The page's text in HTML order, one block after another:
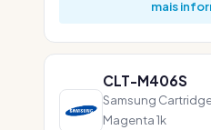
mais
CLT-M406S
Samsung
Magenta 1k